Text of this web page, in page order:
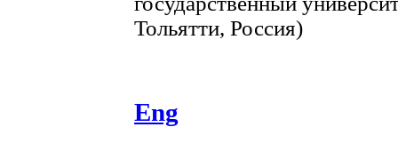
Тольятти, Россия)
Eng